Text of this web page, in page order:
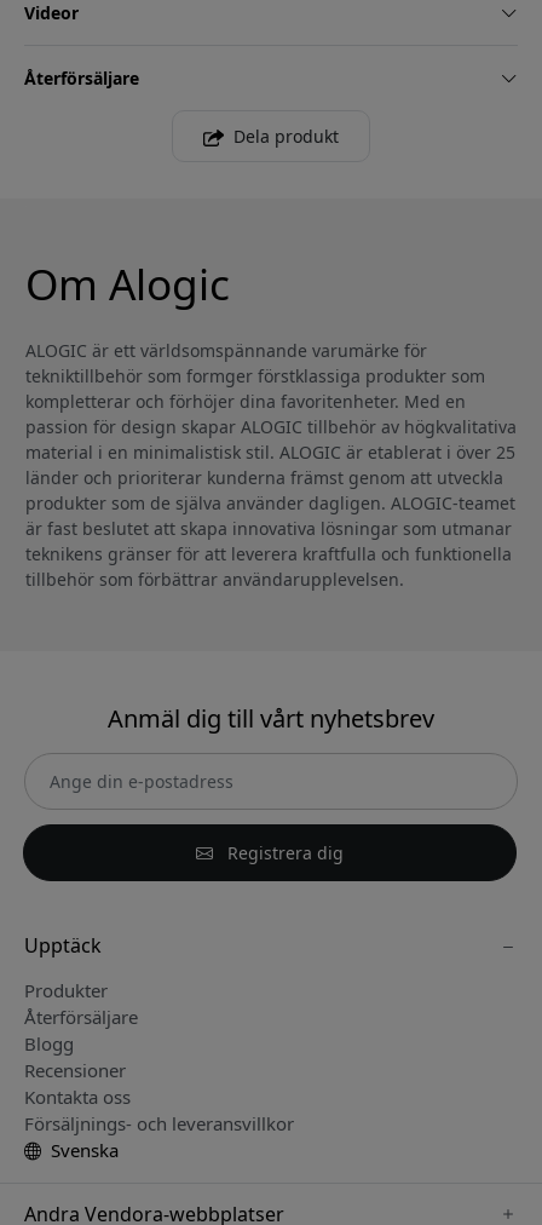
Videor
Återförsäljare
Dela produkt
Om Alogic
ALOGIC är ett världsomspännande varumärke för
tekniktillbehör som formger förstklassiga produkter som
kompletterar och förhöjer dina favoritenheter. Med en
passion för design skapar ALOGIC tillbehör av högkvalitativa
material i en minimalistisk stil. ALOGIC är etablerat i över 25
länder och prioriterar kunderna främst genom att utveckla
produkter som de själva använder dagligen. ALOGIC-teamet
är fast beslutet att skapa innovativa lösningar som utmanar
teknikens gränser för att leverera kraftfulla och funktionella
tillbehör som förbättrar användarupplevelsen.
Anmäl dig till vårt nyhetsbrev
Registrera dig
Upptäck
Produkter
Återförsäljare
Blogg
Recensioner
Kontakta oss
Försäljnings- och leveransvillkor
Svenska
Andra Vendora-webbplatser